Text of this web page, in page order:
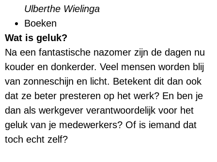
Ulberthe Wielinga
Boeken
Wat is geluk?
Na een fantastische nazomer zijn de dagen nu
kouder en donkerder. Veel mensen worden blij
van zonneschijn en licht. Betekent dit dan ook
dat ze beter presteren op het werk? En ben je
dan als werkgever verantwoordelijk voor het
geluk van je medewerkers? Of is iemand dat
toch echt zelf?